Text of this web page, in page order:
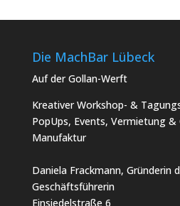
Die MachBar Lübeck
Auf der Gollan-Werft
Kreativer Workshop- &
PopUps, Events, Vermietung &
Manufaktur
Daniela Frackmann, Gründerin
Geschäftsführerin
Einsiedelstraße 6